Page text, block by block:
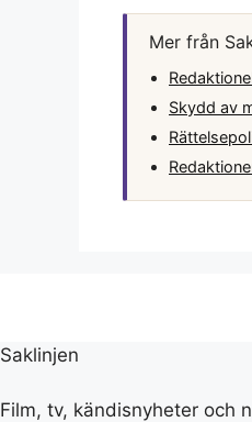
Mer från
Skydd av
Saklinjen
Film, tv, kändisnyheter och